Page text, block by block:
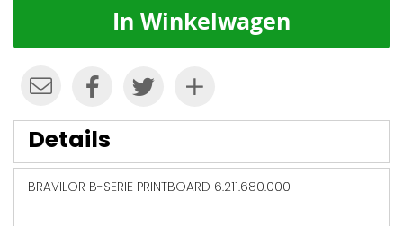
In Winkelwagen
Details
BRAVILOR B-SERIE PRINTBOARD 6.211.680.000